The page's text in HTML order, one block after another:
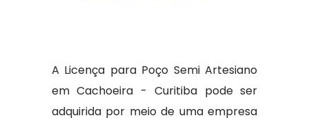
A Licença para Poço Semi Artesiano
em Cachoeira - Curitiba pode ser
adquirida por meio de uma empresa